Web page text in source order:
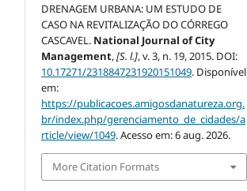
DRENAGEM URBANA: UM ESTUDO DE
CASO NA REVITALIZAÇÃO DO CÓRREGO
CASCAVEL. National Journal of City
Management,[S. l.], v. 3, n. 19, 2015. DOI:
10.17271/2318847231920151049. Disponível
em:
https://publicacoes.amigosdanatureza.org.
br/index.php/gerenciamento_de_cidades/a
rticle/view/1049. Acesso em: 6 aug. 2026.
More Citation Formats